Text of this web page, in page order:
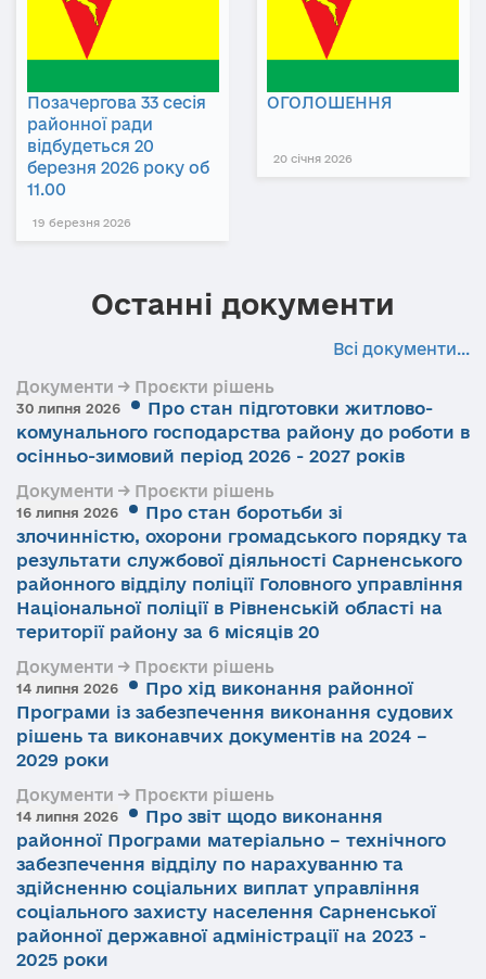
Позачергова 33 сесія
районної ради
відбудеться 20
березня 2026 року об
11.00
19 березня 2026
ОГОЛОШЕННЯ
20 січня 2026
Останні документи
Всі документи...
Документи → Проєкти рішень
30 липня 2026
Про стан підготовки житлово-
комунального господарства району до роботи в
осінньо-зимовий період 2026 - 2027 років
Документи → Проєкти рішень
16 липня 2026
Про стан боротьби зі
злочинністю, охорони громадського порядку та
результати службової діяльності Сарненського
районного відділу поліції Головного управління
Національної поліції в Рівненській області на
території району за 6 місяців 20
Документи → Проєкти рішень
14 липня 2026
Про хід виконання районної
Програми із забезпечення виконання судових
рішень та виконавчих документів на 2024 –
2029 роки
Документи → Проєкти рішень
14 липня 2026
Про звіт щодо виконання
районної Програми матеріально – технічного
забезпечення відділу по нарахуванню та
здійсненню соціальних виплат управління
соціального захисту населення Сарненської
районної державної адміністрації на 2023 -
2025 роки